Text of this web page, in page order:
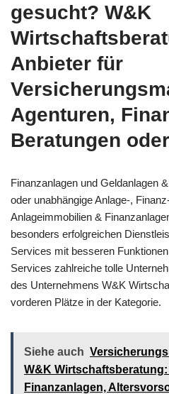
gesucht? W&K
Anbieter für
Agenturen,
Beratungen
Finanzanlagen und Geldanlagen
oder unabhängige Anlage-,
Anlageimmobilien &
besonders erfolgreichen
Services mit besseren
Services zahlreiche tolle
des Unternehmens W&K
vorderen Plätze in der Kategorie.
Siehe auch
W&K
Finanzanlagen,